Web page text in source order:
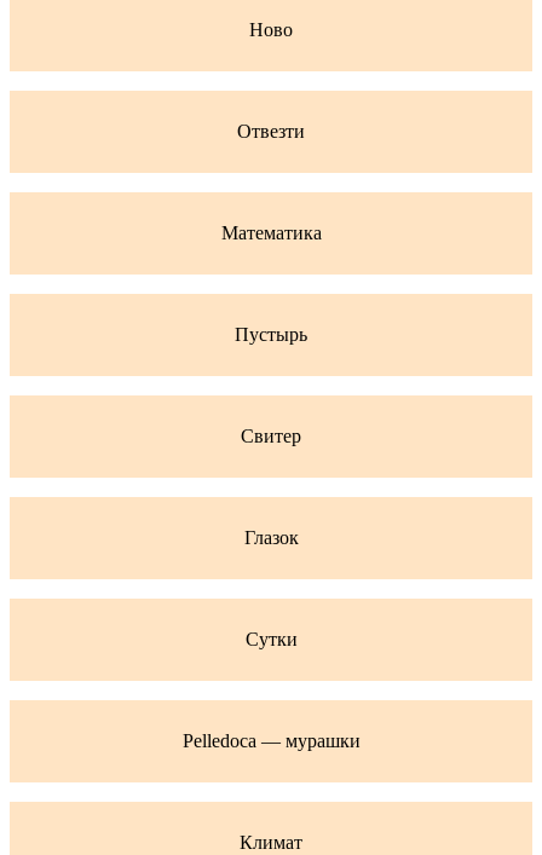
Ново
Отвезти
Математика
Пустырь
Свитер
Глазок
Сутки
Pelledoca — мурашки
Климат